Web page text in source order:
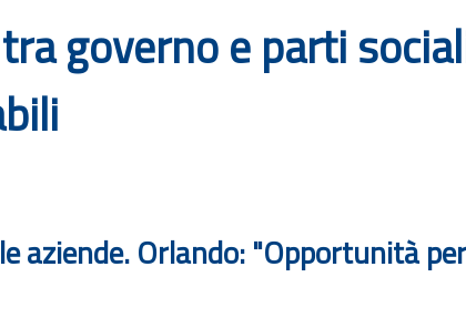
governo e parti
aziende. Orlando: "Opportunità